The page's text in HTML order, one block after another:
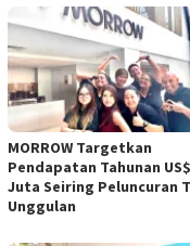
MORROW Targetkan
Pendapatan Tahunan
Juta Seiring Peluncuran
Unggulan